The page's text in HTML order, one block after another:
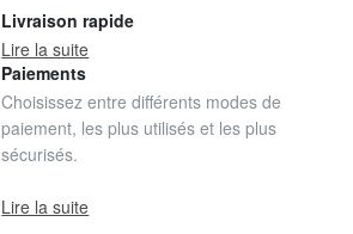
Livraison rapide
Lire la suite
Paiements
Choisissez entre différents modes de
paiement, les plus utilisés et les plus
sécurisés.
Lire la suite